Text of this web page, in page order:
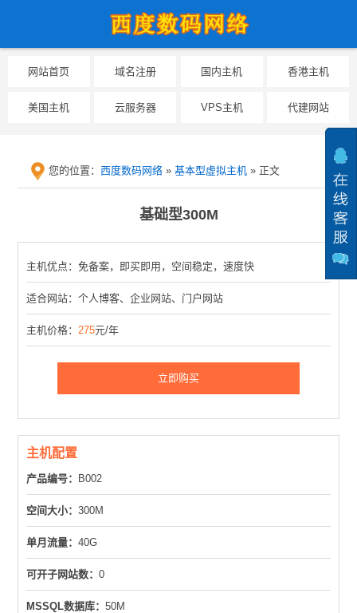
网站首页 域名注册 国内主机 香港主机
美国主机 云服务器 VPS主机 代建网站
您的位置： 西度数码网络» 基本型虚拟主机» 正文
基础型300M
主机优点：免备案，即买即用，空间稳定，速度快
适合网站：个人博客、企业网站、门户网站
主机价格： 275元/年
立即购买
主机配置
产品编号： B002
空间大小：300M
单月流量：40G
可开子网站数：0
MSSQL数据库：50M
提醒：为防